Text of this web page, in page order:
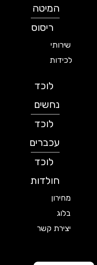
המיטה
ריסוס
שירותי
לכידות
לוכד
נחשים
לוכד
עכברים
לוכד
חולדות
מחירון
בלוג
יצירת קשר